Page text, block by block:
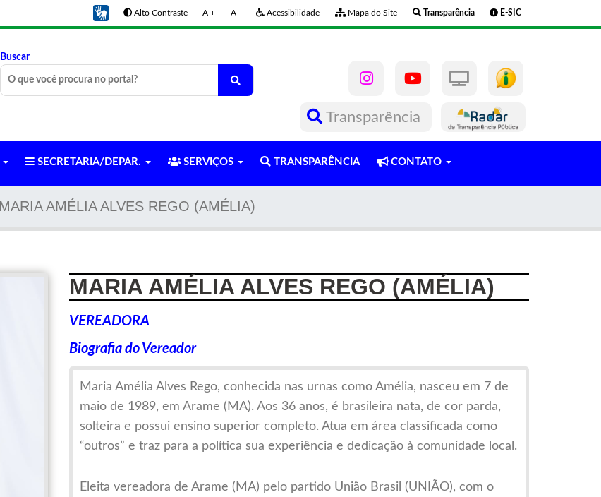
Alto Contraste A + A - Acessibilidade Mapa do Site Transparência E-SIC
Buscar
Transparência
SECRETARIA/DEPAR. SERVIÇOS TRANSPARÊNCIA CONTATO
MARIA AMÉLIA ALVES REGO (AMÉLIA)
MARIA AMÉLIA ALVES REGO (AMÉLIA)
VEREADORA
Biografia do Vereador
Maria Amélia Alves Rego, conhecida nas urnas como Amélia, nasceu em 7 de
maio de 1989, em Arame (MA). Aos 36 anos, é brasileira nata, de cor parda,
solteira e possui ensino superior completo. Atua em área classificada como
“outros” e traz para a política sua experiência e dedicação à comunidade local.
Eleita vereadora de Arame (MA) pelo partido União Brasil (UNIÃO), com o